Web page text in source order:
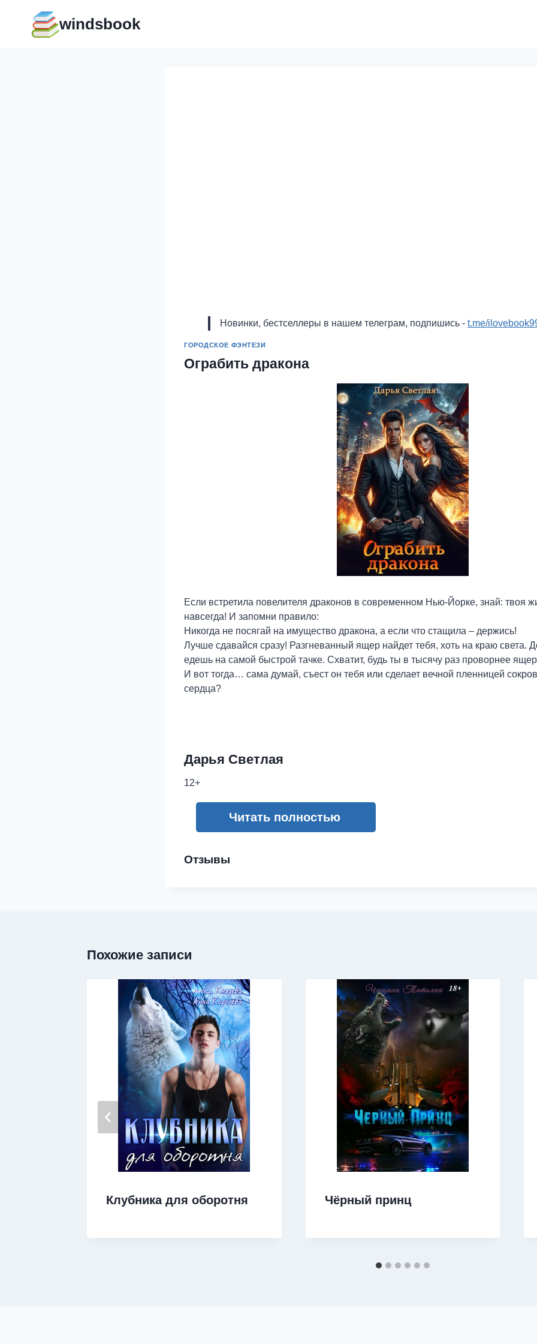
содержимому
windsbook
Новинки, бестселлеры в нашем телеграм, подпишись - t.me/
ГОРОДСКОЕ ФЭНТЕЗИ
Ограбить дракона
Если встретила повелителя драконов в современном Нью-Йорке, знай: твоя
навсегда! И запомни правило:
Никогда не посягай на имущество дракона, а если что стащила – держись!
Лучше сдавайся сразу! Разгневанный ящер найдет тебя, хоть на краю света.
едешь на самой быстрой тачке. Схватит, будь ты в тысячу раз проворнее
И вот тогда… сама думай, съест он тебя или сделает вечной пленницей
сердца?
Дарья Светлая
12+
Читать полностью
Отзывы
Похожие записи
Клубника для оборотня Чёрный принц